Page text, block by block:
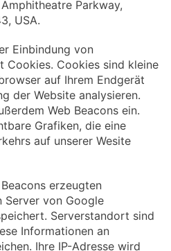
Parkway,
USA.
Einbindung von
Cookies. Cookies sind kleine
auf Ihrem Endgerät
der Website analysieren.
Web Beacons ein.
Grafiken, die eine
auf unserer Wesite
erzeugten
Server von Google
Serverstandort sind
Informationen an
Ihre IP-Adresse wird